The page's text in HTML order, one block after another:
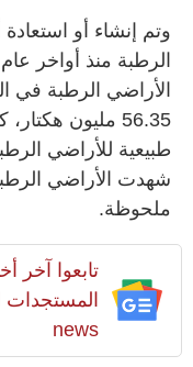
وتم إنشاء أو
الأراضي الرطبة في
طبيعية للأراضي
شهدت الأراضي
ملحوظة.
تابعوا آخر
news